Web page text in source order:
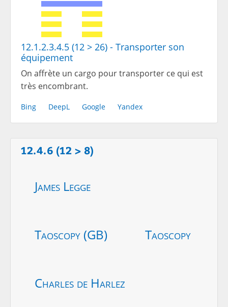
12.1.2.3.4.5 (12 > 26) - Transporter son
équipement
On affrète un cargo pour transporter ce qui est
très encombrant.
Bing DeepL Google Yandex
12.4.6 (12 > 8)
James Legge
Taoscopy (GB) Taoscopy
Charles de Harlez